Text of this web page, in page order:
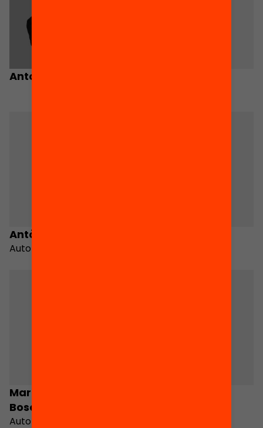
Antoni Verger
Antònia Amengual
Autora
Maria de la Pau
Bosch
Autora